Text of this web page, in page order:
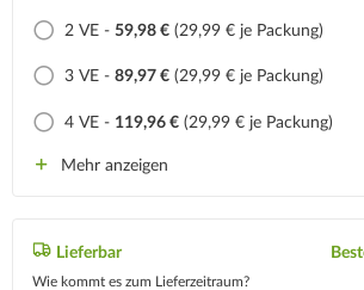
2 VE -59,98 € (29,99 € je Packung)
3 VE -89,97 € (29,99 € je Packung)
4 VE - 119,96 € (29,99 € je Packung)
Mehr anzeigen
Lieferbar
Wie kommt es zum Lieferzeitraum?